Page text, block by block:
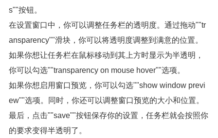
s""按钮。
在设置窗口中，你可以调整任务栏的透明度。通过拖动""tr
ansparency""滑块，你可以将透明度调整到满意的位置。
如果你想让任务栏在鼠标移动到其上方时显示为半透明，
你可以勾选""transparency on mouse hover""选项。
如果你想启用窗口预览，你可以勾选""show window previ
ew""选项。同时，你还可以调整窗口预览的大小和位置。
最后，点击""save""按钮保存你的设置，任务栏就会按照你
的要求变得半透明了。